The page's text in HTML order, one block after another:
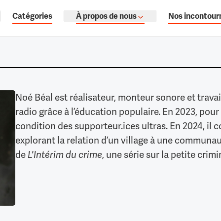
documentaires audio.
Catégories À propos de nous Nos
Noé Béal est réalisateur, monteur sonore et
radio grâce à l’éducation populaire. En 2023,
condition des supporteur.ices ultras. En 2024, il
explorant la relation d’un village à une
de L'Intérim du crime, une série sur la petite